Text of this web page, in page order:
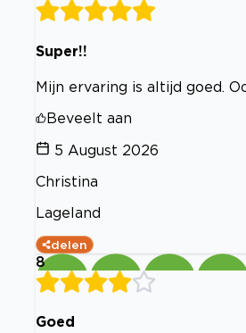
Super!!
Mijn ervaring is altijd goed.
Beveelt aan
5 August 2026
Christina
Lageland
delen
8
Goed